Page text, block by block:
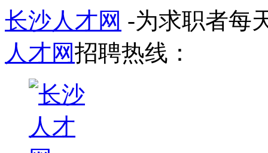
长沙人才网 -为求职者每
人才网招聘热线：